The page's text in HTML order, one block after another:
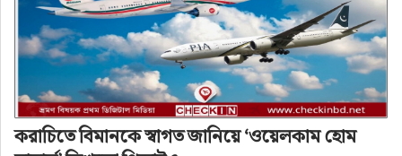
আন্তর্জাতিক কেবিন ক্রু দিবস: সেবার
আড়ালে নিরাপত্তার দায়িত্ব
লেখক: রাইসুল ইসলাম
অ+ অ-
করাচিতে বিমানকে স্বাগত জানিয়ে ‘ওয়েলকাম হোম